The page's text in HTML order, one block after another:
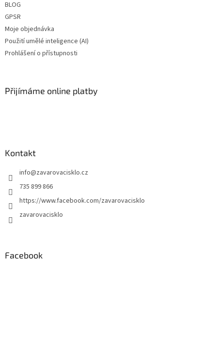
BLOG
GPSR
Moje objednávka
Použití umělé inteligence (AI)
Prohlášení o přístupnosti
Přijímáme online platby
Kontakt
info@zavarovacisklo.cz
735 899 866
https://www.facebook.com/zavarovacisklo
zavarovacisklo
Facebook